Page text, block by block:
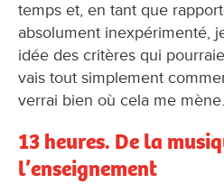
temps et, en tant que
absolument inexpérimenté,
idée des critères qui
vais tout simplement
verrai bien où cela me
13 heures. De la
l’enseignement